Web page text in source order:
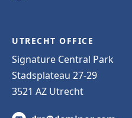
UTRECHT OFFICE
Signature Central Park
Stadsplateau 27-29
3521 AZ Utrecht